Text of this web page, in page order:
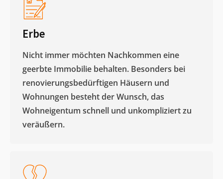
Erbe
Nicht immer möchten Nachkommen eine
geerbte Immobilie behalten. Besonders bei
renovierungsbedürftigen Häusern und
Wohnungen besteht der Wunsch, das
Wohneigentum schnell und unkompliziert zu
veräußern. ​